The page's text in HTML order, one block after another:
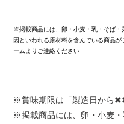
※掲載商品には、卵・小麦・乳・そば
因といわれる原材料を含んでいる商品
ームよりご連絡ください
※賞味期限は「製造日から
※掲載商品には、卵・小麦